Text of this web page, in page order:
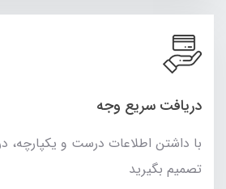
دریافت سریع وجه
با داشتن اطلاعات درست و یکپارچه،
تصمیم بگیرید